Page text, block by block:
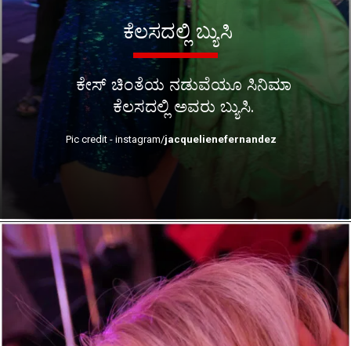
ಕೇಸ್ ಚಿಂತೆಯ ನಡುವೆಯೂ ಸಿನಿಮಾ
ಕೆಲಸದಲ್ಲಿ ಅವರು ಬ್ಯುಸಿ.
ಕೆಲಸದಲ್ಲಿ ಬ್ಯುಸಿ
Pic credit - instagram/jacquelienefernandez